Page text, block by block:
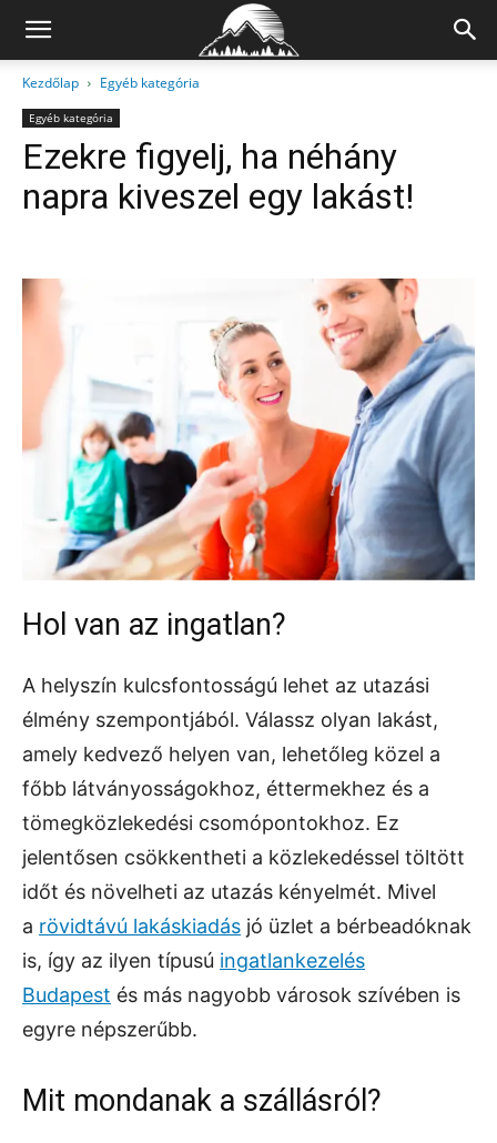
Kezdőlap Egyéb kategória
Egyéb kategória
Ezekre figyelj, ha néhány
napra kiveszel egy lakást!
Hol van az ingatlan?
A helyszín kulcsfontosságú lehet az utazási
élmény szempontjából. Válassz olyan lakást,
amely kedvező helyen van, lehetőleg közel a
főbb látványosságokhoz, éttermekhez és a
tömegközlekedési csomópontokhoz. Ez
jelentősen csökkentheti a közlekedéssel töltött
időt és növelheti az utazás kényelmét. Mivel
a rövidtávú lakáskiadás jó üzlet a bérbeadóknak
is, így az ilyen típusú ingatlankezelés
Budapest és más nagyobb városok szívében is
egyre népszerűbb.
Mit mondanak a szállásról?